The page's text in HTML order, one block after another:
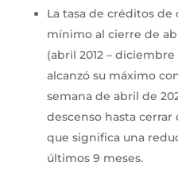
La tasa de créditos de
mínimo al cierre de
(abril 2012 –
alcanzó su máximo
semana de abril de
descenso hasta cerrar
que significa una
últimos 9 meses.